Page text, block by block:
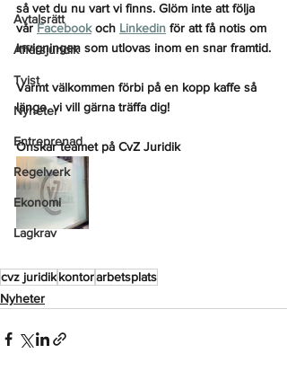
Avtalsrätt
Affärsjuridik
Tvist
Nyheter
Entreprenad
Regelverk
Ekonomi
Lagkrav
så vet du nu vart vi finns. Glöm inte att följa
vår Facebook och Linkedin för att få notis om
invigningen som utlovas inom en snar framtid.
Varmt välkommen förbi på en kopp kaffe så
länge, vi vill gärna träffa dig!
Önskar teamet på CvZ Juridik
cvz juridikkontorarbetsplats
Nyheter